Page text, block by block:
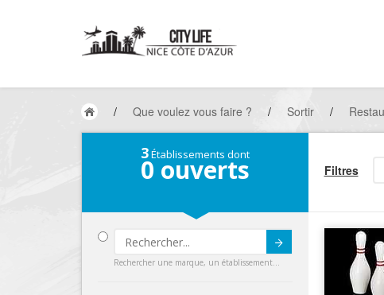
/ Que voulez vous faire ? / Sortir /
3Établissements dont
0 ouverts
Rechercher une marque, un établissement...
Filtres